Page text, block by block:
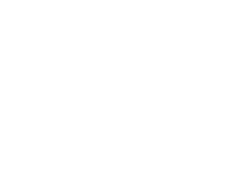
誼賽 熱烈報名中（8/3報名截
官網將迎來新面貌，7/1 新官